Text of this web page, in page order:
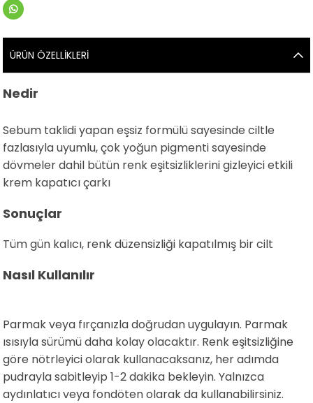
ÜRÜN ÖZELLIKLERI
Nedir
Sebum taklidi yapan eşsiz formülü sayesinde ciltle
fazlasıyla uyumlu, çok yoğun pigmenti sayesinde
dövmeler dahil bütün renk eşitsizliklerini gizleyici etkili
krem kapatıcı çarkı
Sonuçlar
Tüm gün kalıcı, renk düzensizliği kapatılmış bir cilt
Nasıl Kullanılır
Parmak veya fırçanızla doğrudan uygulayın. Parmak
ısısıyla sürümü daha kolay olacaktır. Renk eşitsizliğine
göre nötrleyici olarak kullanacaksanız, her adımda
pudrayla sabitleyip 1-2 dakika bekleyin. Yalnızca
aydınlatıcı veya fondöten olarak da kullanabilirsiniz.